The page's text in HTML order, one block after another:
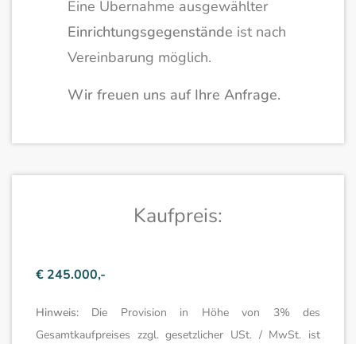
Eine Übernahme ausgewählter
Einrichtungsgegenstände ist nach
Vereinbarung möglich.
Wir freuen uns auf Ihre Anfrage.
Kaufpreis:
€ 245.000,-
Hinweis: Die Provision in Höhe von 3% des
Gesamtkaufpreises zzgl. gesetzlicher USt. / MwSt. ist